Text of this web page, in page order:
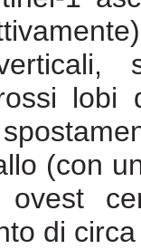
lobi
(con
ovest
di